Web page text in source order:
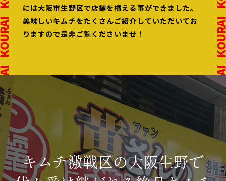
には大阪市生野区で店舗を構える事ができました。
美味しいキムチをたくさんご紹介 していただいてお
りますので是非ご覧くださいませ！
キムチ激戦区の大阪生野で